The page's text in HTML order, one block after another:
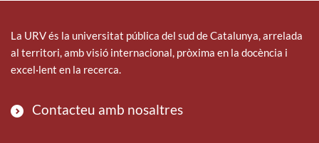
La URV és la universitat pública del sud de Catalunya, arrelada
al territori, amb visió internacional, pròxima en la docència i
excel·lent en la recerca.
Contacteu amb nosaltres